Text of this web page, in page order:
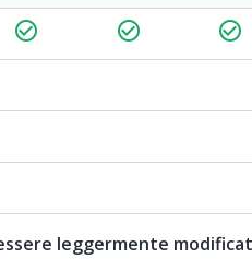
check_circle_outline check_circle_outline check_circle_outline
leggermente